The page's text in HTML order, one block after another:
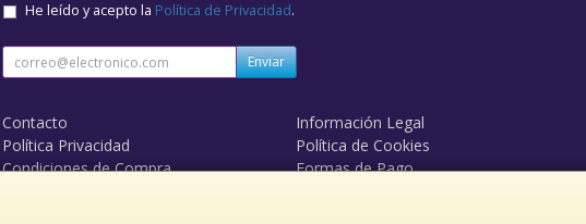
He leído y acepto la Política de Privacidad.
Enviar
Contacto
Información Legal
Política Privacidad
Política de Cookies
Condiciones de Compra
Formas de Pago